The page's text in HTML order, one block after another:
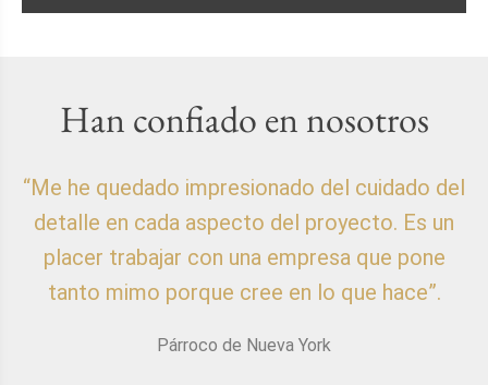
Han confiado en nosotros
“Me he quedado impresionado del cuidado del
detalle en cada aspecto del proyecto. Es un
placer trabajar con una empresa que pone
tanto mimo porque cree en lo que hace”.
Párroco de Nueva York